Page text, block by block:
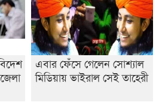
অভিযোগ আবিদের
এবার ফেঁসে গেলেন সোশ্যাল
মিডিয়ায় ভাইরাল সেই তাহেরী